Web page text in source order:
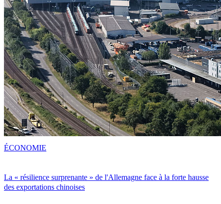
La « résilience surprenante » de l'Allemagne face à la forte hausse
des exportations chinoises
ÉCONOMIE